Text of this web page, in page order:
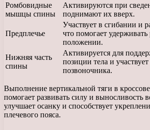
Ромбовидные
мышцы спины
Активируются при
поднимают их вверх.
Предплечье
Участвует в сгибании и
что помогает
положении.
Нижняя часть
спины
Активируется для
позиции тела и
позвоночника.
Выполнение вертикальной тяги в
помогает развивать силу и выносливость
улучшает осанку и способствует
плечевого пояса.